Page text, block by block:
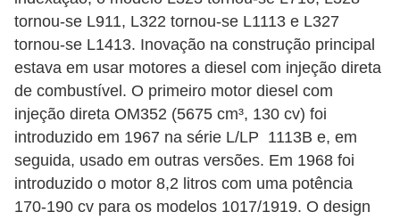
tornou-se L911, L322 tornou-se L1113 e L327
tornou-se L1413. Inovação na construção principal
estava em usar motores a diesel com injeção direta
de combustível. O primeiro motor diesel com
injeção direta OM352 (5675 cm³, 130 cv) foi
introduzido em 1967 na série L/LP 1113B e, em
seguida, usado em outras versões. Em 1968 foi
introduzido o motor 8,2 litros com uma potência
170-190 cv para os modelos 1017/1919. O design
a
r
r
o
D
i
c